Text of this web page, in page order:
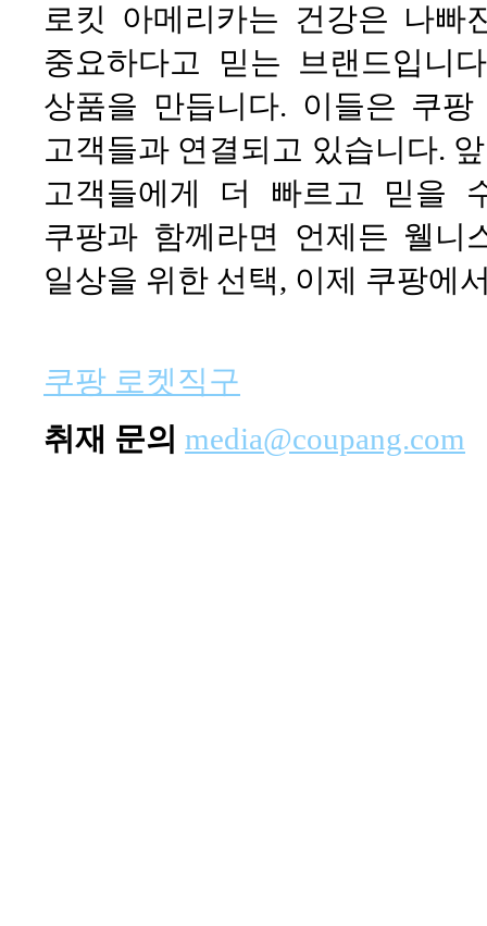
로킷 아메리카는 건강은 나
중요하다고 믿는 브랜드입니
상품을 만듭니다. 이들은 쿠
고객들과 연결되고 있습니다.
고객들에게 더 빠르고 믿을
쿠팡과 함께라면 언제든 웰니
일상을 위한 선택, 이제 쿠팡에
쿠팡 로켓직구
취재 문의 media@coupang.com